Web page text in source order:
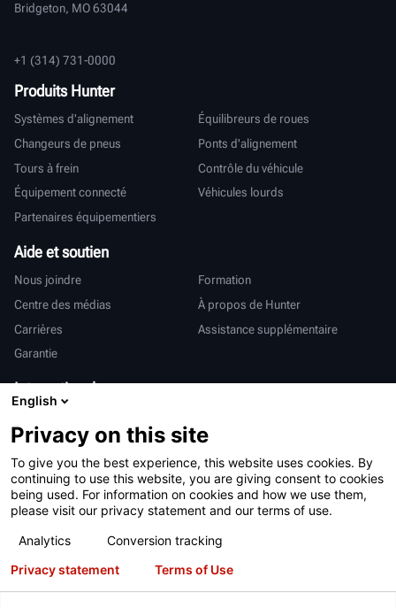
Bridgeton, MO 63044
+1 (314) 731-0000
Produits Hunter
Systèmes d'alignement
Équilibreurs de roues
Changeurs de pneus
Ponts d'alignement
Tours à frein
Contrôle du véhicule
Équipement connecté
Véhicules lourds
Partenaires équipementiers
Aide et soutien
Nous joindre
Formation
Centre des médias
À propos de Hunter
Carrières
Assistance supplémentaire
Garantie
International
亨特中国
Conditions d’utilisation
Déclaration de confidentialité
Proposition 65 de Californie
Système RAPI
Brevets
English
Privacy on this site
To give you the best experience, this website uses cookies. By
continuing to use this website, you are giving consent to cookies
being used. For information on cookies and how we use them,
please visit our privacy statement and our terms of use.
Analytics
Conversion tracking
Privacy statement
Terms of Use